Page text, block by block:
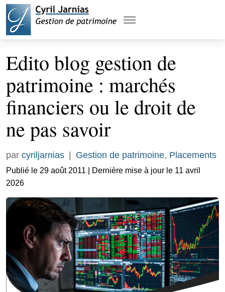
Edito blog gestion de
patrimoine : marchés
financiers ou le droit de
ne pas savoir
par cyriljarnias Gestion de patrimoine, Placements
Publié le 29 août 2011 | Dernière mise à jour le 11 avril
2026